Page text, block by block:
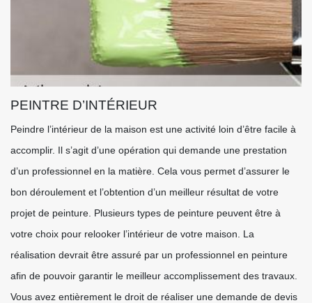
PEINTRE D’INTÉRIEUR
Peindre l’intérieur de la maison est une activité loin d’être facile à
accomplir. Il s’agit d’une opération qui demande une prestation
d’un professionnel en la matière. Cela vous permet d’assurer le
bon déroulement et l’obtention d’un meilleur résultat de votre
projet de peinture. Plusieurs types de peinture peuvent être à
votre choix pour relooker l’intérieur de votre maison. La
réalisation devrait être assuré par un professionnel en peinture
afin de pouvoir garantir le meilleur accomplissement des travaux.
Vous avez entièrement le droit de réaliser une demande de devis